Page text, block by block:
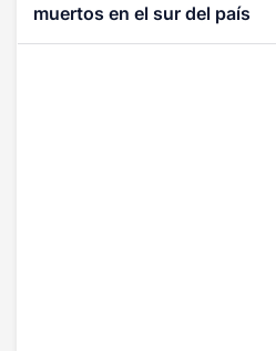
muertos en el sur del país